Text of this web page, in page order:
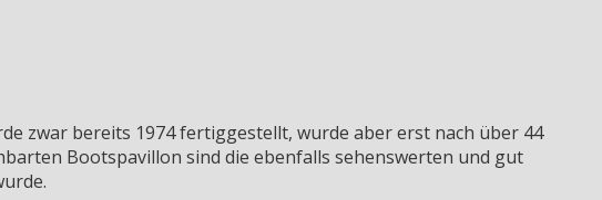
zwar bereits 1974 fertiggestellt, wurde aber erst nach über 44
Bootspavillon sind die ebenfalls sehenswerten und gut